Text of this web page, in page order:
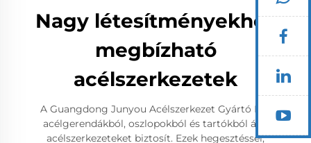
Nagy létesítményekhez
megbízható
acélszerkezetek
A Guangdong Junyou Acélszerkezet Gyártó Kft.
acélgerendákból, oszlopokból és tartókból álló
acélszerkezeteket biztosít. Ezek hegesztéssel,